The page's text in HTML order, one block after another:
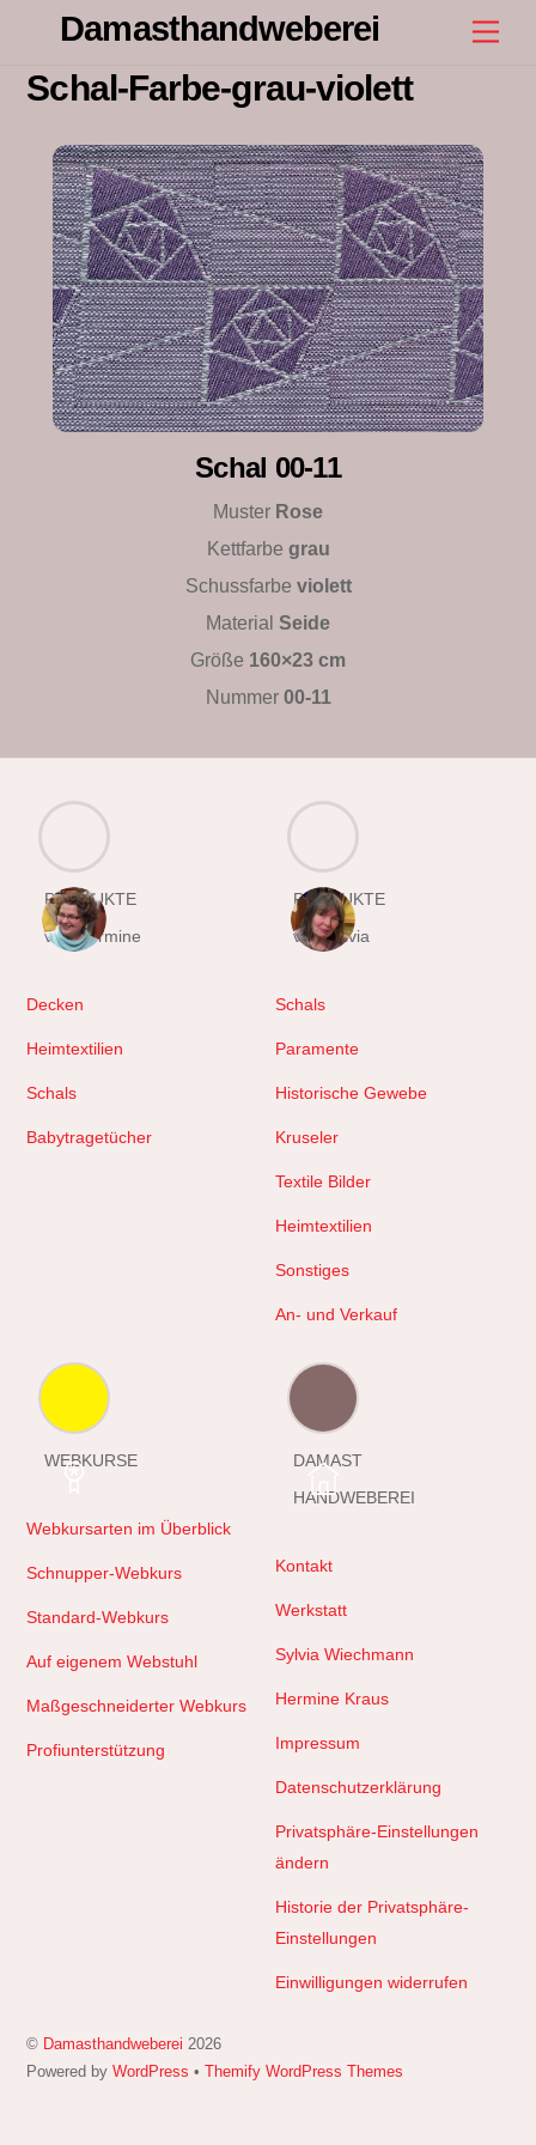
content
Damasthandweberei
Schal-Farbe-grau-violett
Schal 00-11
Muster Rose
Kettfarbe grau
Schussfarbe violett
Material Seide
Größe 160×23 cm
Nummer 00-11
PRODUKTE
von Hermine
Decken
Heimtextilien
Schals
Babytragetücher
PRODUKTE
von Sylvia
Schals
Paramente
Historische Gewebe
Kruseler
Textile Bilder
Heimtextilien
Sonstiges
An- und Verkauf
WEBKURSE
Webkursarten im Überblick
Schnupper-Webkurs
Standard-Webkurs
Auf eigenem Webstuhl
Maßgeschneiderter Webkurs
Profiunterstützung
DAMAST
HANDWEBEREI
Kontakt
Werkstatt
Sylvia Wiechmann
Hermine Kraus
Impressum
Datenschutzerklärung
Privatsphäre-Einstellungen
ändern
Historie der Privatsphäre-
Einstellungen
Einwilligungen widerrufen
© Damasthandweberei 2026
Powered byWordPress •Themify WordPress Themes